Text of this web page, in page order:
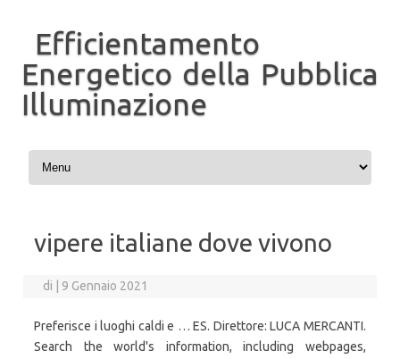
Efficientamento
Energetico della Pubblica
Illuminazione
Vai al contenuto
vipere italiane dove vivono
di 9 Gennaio 2021
Preferisce i luoghi caldi e … ES. Direttore: LUCA MERCANTI.
Search the world's information, including webpages,